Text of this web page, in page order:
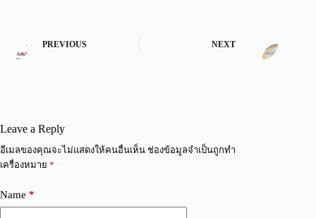
PREVIOUS NEXT
Leave a Reply
อีเมลของคุณจะไม่แสดงให้คนอื่นเห็น ช่องข้อมูลจำเป็นถูกทำ
เครื่องหมาย *
Name *
A
l
r